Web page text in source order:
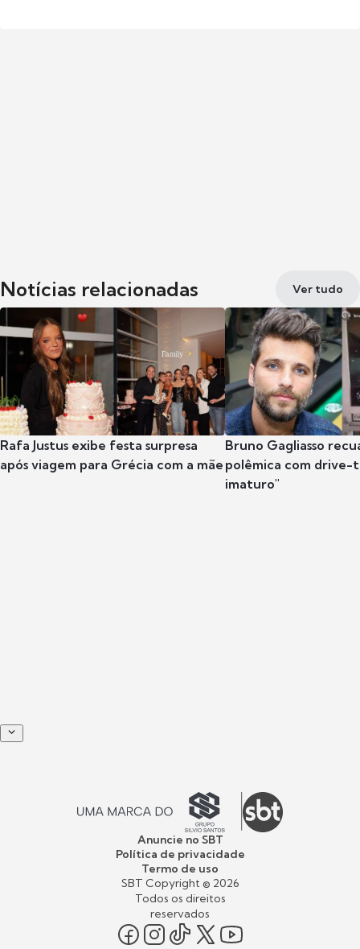
Notícias relacionadas Ver tudo
Rafa Justus exibe festa surpresa
após viagem para Grécia com a mãe
Bruno Gagliasso
polêmica com drive-
imaturo"
Anuncie no SBT
Política de privacidade
Termo de uso
SBT Copyright © 2026
Todos os direitos
reservados